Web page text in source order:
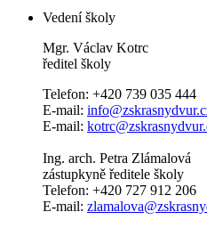
Vedení školy
Mgr. Václav Kotrc
ředitel školy
Telefon: +420 739 035 444
E-mail:
E-mail:
Ing. arch. Petra Zlámalová
zástupkyně ředitele školy
Telefon: +420 727 912 206
E-mail: